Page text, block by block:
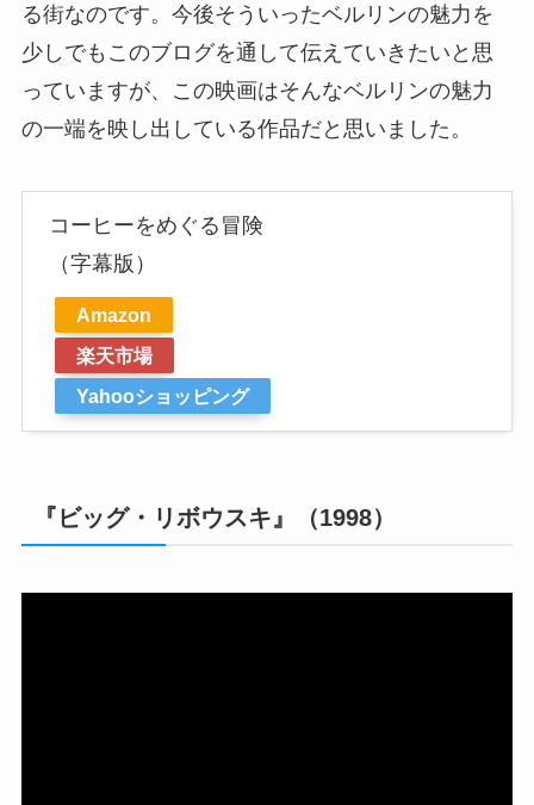
る街なのです。今後そういったベルリンの魅力を
少しでもこのブログを通して伝えていきたいと思
っていますが、この映画はそんなベルリンの魅力
の一端を映し出している作品だと思いました。
コーヒーをめぐる冒険
（字幕版）
Amazon
楽天市場
Yahooショッピング
『ビッグ・リボウスキ』（1998）